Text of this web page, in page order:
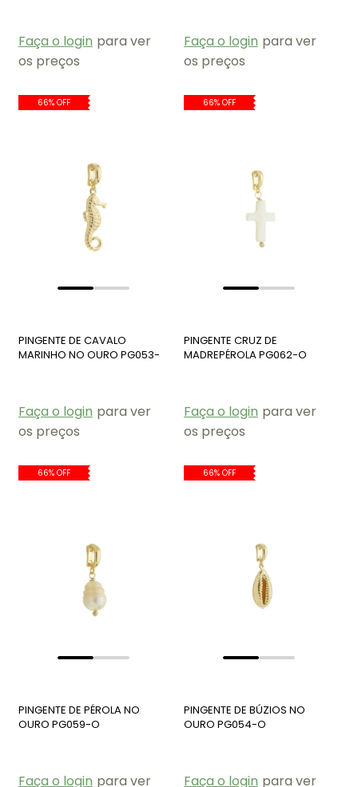
Faça o login para ver
os preços
Faça o login para ver
os preços
66% OFF
PINGENTE DE CAVALO
MARINHO NO OURO PG053-
Faça o login para ver
os preços
66% OFF
PINGENTE CRUZ DE
MADREPÉROLA PG062-O
Faça o login para ver
os preços
66% OFF
PINGENTE DE PÉROLA NO
OURO PG059-O
Faça o login para ver
66% OFF
PINGENTE DE BÚZIOS NO
OURO PG054-O
Faça o login para ver